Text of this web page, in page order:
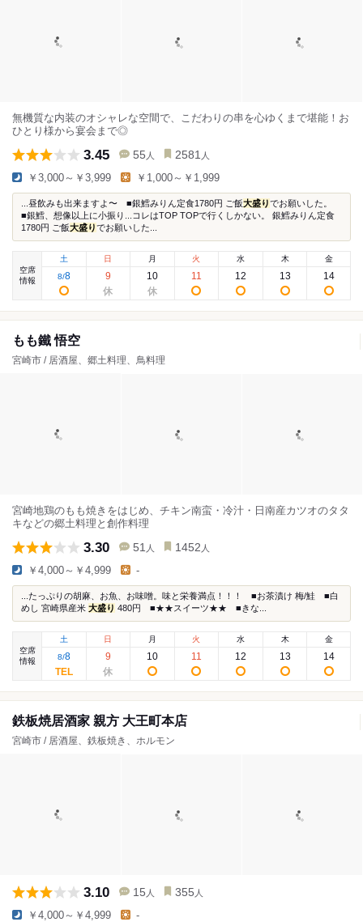
無機質な内装のオシャレな空間で、こだわりの串を心ゆくまで堪能！お
ひとり様から宴会まで◎
3.45 55 人 2581 人
￥3,000～￥3,999 ￥1,000～￥1,999
...昼飲みも出来ますよ〜 ■銀鱈みりん定食1780円 ご飯大盛りでお願いした。
■銀鱈、想像以上に小振り...コレはTOP TOPで行くしかない。 銀鱈みりん定食
1780円 ご飯大盛りでお願いした...
空席
情報
土
8/8
日
9
月
10
火
11
水
12
木
13
金
14
もも鐵 悟空
宮崎市 / 居酒屋、郷土料理、鳥料理
宮崎地鶏のもも焼きをはじめ、チキン南蛮・冷汁・日南産カツオのタタ
キなどの郷土料理と創作料理
3.30 51 人 1452 人
￥4,000～￥4,999 -
...たっぷりの胡麻、お魚、お味噌。味と栄養満点！！！ ■お茶漬け 梅/鮭 ■白
めし 宮崎県産米 大盛り 480円 ■★★スイーツ★★ ■きな...
空席
情報
土
8/8
日
9
月
10
火
11
水
12
木
13
金
14
鉄板焼居酒家 親方 大王町本店
宮崎市 / 居酒屋、鉄板焼き、ホルモン
3.10 15 人 355 人
￥4,000～￥4,999 -